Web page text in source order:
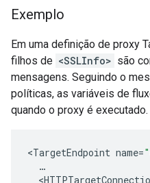
Exemplo
Em uma definição de proxy
filhos de <SSLInfo> são
mensagens. Seguindo o
políticas, as variáveis de
quando o proxy é executado.
<TargetEndpoint name=
…
<